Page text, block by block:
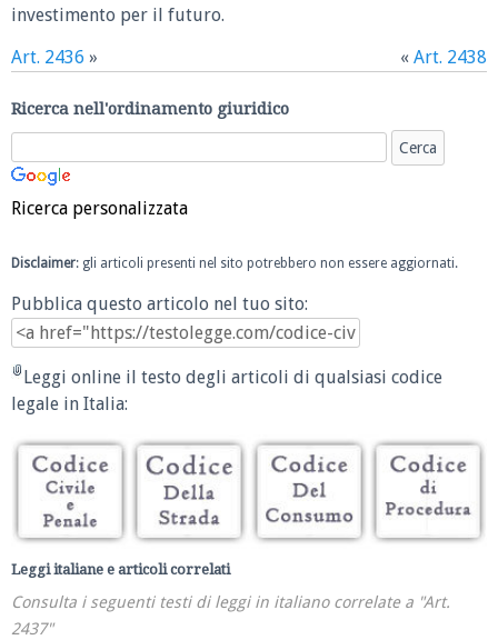
investimento per il futuro.
Art. 2436 » « Art. 2438
Ricerca nell'ordinamento giuridico
Ricerca personalizzata
Disclaimer: gli articoli presenti nel sito potrebbero non essere aggiornati.
Pubblica questo articolo nel tuo sito:
Leggi online il testo degli articoli di qualsiasi codice
legale in Italia:
Leggi italiane e articoli correlati
Consulta i seguenti testi di leggi in italiano correlate a "Art.
2437"